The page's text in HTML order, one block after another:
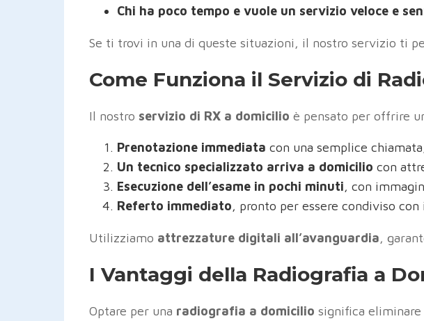
Chi ha poco tempo e vuole un servizio veloce e
Se ti trovi in una di queste situazioni, il nostro servizio ti
Come Funziona il Servizio di
Il nostro servizio di RX a domicilio è pensato per offrire
Prenotazione immediata con una semplice
Un tecnico specializzato arriva a domicilio con
Esecuzione dell’esame in pochi minuti, con
Referto immediato, pronto per essere condiviso
Utilizziamo attrezzature digitali all’avanguardia,
I Vantaggi della Radiografia a
Optare per una radiografia a domicilio significa